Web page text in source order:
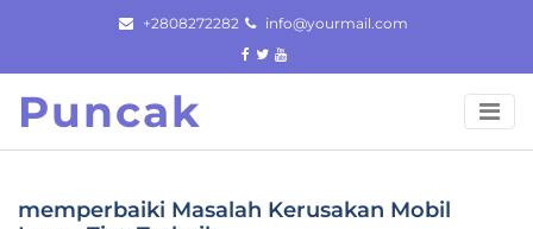
content
+2808272282 info@yourmail.com
Puncak
memperbaiki Masalah Kerusakan Mobil